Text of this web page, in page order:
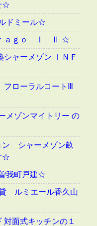
☆
ドミール☆
ｒａｇｏ Ⅰ Ⅱ ☆
ャーメゾン ＩＮＦ
ローラルコートⅢ
メゾンマイトリー の
シャーメゾン畝
☆
我町戸建☆
ルミエール香久山
面式キッチンの１